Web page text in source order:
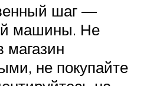
шаг —
машины. Не
магазин
не покупайте